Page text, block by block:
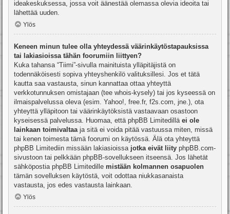
ideakeskuksessa , jossa voit äänestää olemassa olevia ideoita tai
lähettää uuden.
Ylös
Keneen minun tulee olla yhteydessä väärinkäytöstapauksissa
tai lakiasioissa tähän foorumiin liittyen?
Kuka tahansa “Tiimi”-sivulla mainituista ylläpitäjistä on
todennäköisesti sopiva yhteyshenkilö valituksillesi. Jos et tätä
kautta saa vastausta, sinun kannattaa ottaa yhteyttä
verkkotunnuksen omistajaan (tee whois-kysely) tai jos kyseessä on
ilmaispalvelussa oleva (esim. Yahoo!, free.fr, f2s.com, jne.), ota
yhteyttä ylläpitoon tai väärinkäytöksistä vastaavaan osastoon
kyseisessä palvelussa. Huomaa, että phpBB Limitedillä ei ole
lainkaan toimivaltaa ja sitä ei voida pitää vastuussa miten, missä
tai kenen toimesta tämä foorumi on käytössä. Älä ota yhteyttä
phpBB Limitediin missään lakiasioissa jotka eivät liity phpBB.com-
sivustoon tai pelkkään phpBB-sovellukseen itseensä. Jos lähetät
sähköpostia phpBB Limitedille mistään kolmannen osapuolen
tämän sovelluksen käytöstä, voit odottaa niukkasanaista
vastausta, jos edes vastausta lainkaan.
Ylös